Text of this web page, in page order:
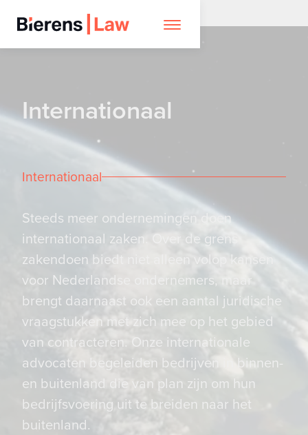
Internationaal
Internationaal
Steeds meer ondernemingen doen
internationaal zaken. Over de grens
zakendoen biedt niet alleen volop kansen
voor Nederlandse ondernemers, maar
brengt daarnaast ook een aantal juridische
vraagstukken met zich mee op het gebied
van contracteren. Onze internationale
advocaten begeleiden bedrijven in binnen-
en buitenland die van plan zijn om hun
bedrijfsvoering uit te breiden naar het
buitenland.